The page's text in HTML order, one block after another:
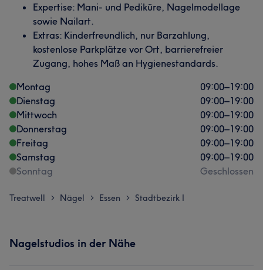
Expertise: Mani- und Pediküre, Nagelmodellage
sowie Nailart.
Extras: Kinderfreundlich, nur Barzahlung,
kostenlose Parkplätze vor Ort, barrierefreier
Zugang, hohes Maß an Hygienestandards.
Montag
09:00–19:00
Dienstag
09:00–19:00
Mittwoch
09:00–19:00
Donnerstag
09:00–19:00
Freitag
09:00–19:00
Samstag
09:00–19:00
Sonntag
Geschlossen
Treatwell > Nägel > Essen > Stadtbezirk I
Nagelstudios in der Nähe